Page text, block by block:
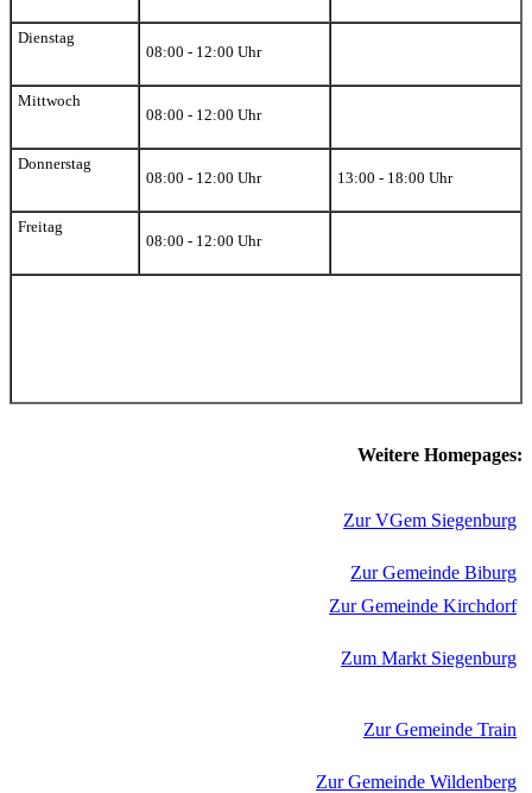
Dienstag
08:00 - 12:00 Uhr
Mittwoch
08:00 - 12:00 Uhr
Donnerstag
08:00 - 12:00 Uhr
13:00 - 18:00 Uhr
Freitag
08:00 - 12:00 Uhr
Weitere Homepages:
Zur VGem Siegenburg
Zur Gemeinde Biburg
Zur Gemeinde Kirchdorf
Zum Markt Siegenburg
Zur Gemeinde Train
Zur Gemeinde Wildenberg